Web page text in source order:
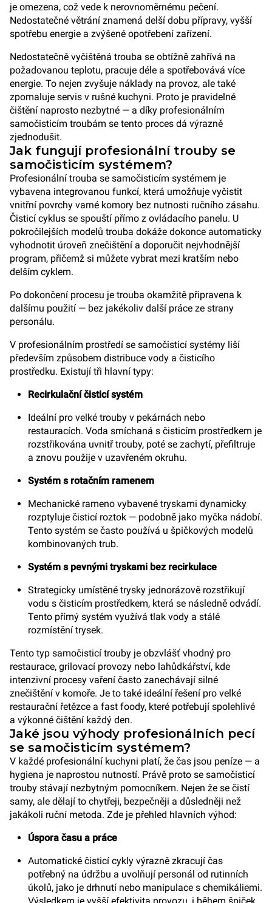
je omezena, což vede k nerovnoměrnému pečení.
Nedostatečné větrání znamená delší dobu přípravy, vyšší
spotřebu energie a zvýšené opotřebení zařízení.
Nedostatečně vyčištěná trouba se obtížně zahřívá na
požadovanou teplotu, pracuje déle a spotřebovává více
energie. To nejen zvyšuje náklady na provoz, ale také
zpomaluje servis v rušné kuchyni. Proto je pravidelné
čištění naprosto nezbytné — a díky profesionálním
samočisticím troubám se tento proces dá výrazně
zjednodušit.
Jak fungují profesionální trouby se
samočisticím systémem?
Profesionální trouba se samočisticím systémem je
vybavena integrovanou funkcí, která umožňuje vyčistit
vnitřní povrchy varné komory bez nutnosti ručního zásahu.
Čisticí cyklus se spouští přímo z ovládacího panelu. U
pokročilejších modelů trouba dokáže dokonce automaticky
vyhodnotit úroveň znečištění a doporučit nejvhodnější
program, přičemž si můžete vybrat mezi kratším nebo
delším cyklem.
Po dokončení procesu je trouba okamžitě připravena k
dalšímu použití — bez jakékoliv další práce ze strany
personálu.
V profesionálním prostředí se samočisticí systémy liší
především způsobem distribuce vody a čisticího
prostředku. Existují tři hlavní typy:
Recirkulační čisticí systém
Ideální pro velké trouby v pekárnách nebo
restauracích. Voda smíchaná s čisticím prostředkem je
rozstřikována uvnitř trouby, poté se zachytí, přefiltruje
a znovu použije v uzavřeném okruhu.
Systém s rotačním ramenem
Mechanické rameno vybavené tryskami dynamicky
rozptyluje čisticí roztok — podobně jako myčka nádobí.
Tento systém se často používá u špičkových modelů
kombinovaných trub.
Systém s pevnými tryskami bez recirkulace
Strategicky umístěné trysky jednorázově rozstřikují
vodu s čisticím prostředkem, která se následně odvádí.
Tento přímý systém využívá tlak vody a stálé
rozmístění trysek.
Tento typ samočisticí trouby je obzvlášť vhodný pro
restaurace, grilovací provozy nebo lahůdkářství, kde
intenzivní procesy vaření často zanechávají silné
znečištění v komoře. Je to také ideální řešení pro velké
restaurační řetězce a fast foody, které potřebují spolehlivé
a výkonné čištění každý den.
Jaké jsou výhody profesionálních pecí
se samočisticím systémem?
V každé profesionální kuchyni platí, že čas jsou peníze — a
hygiena je naprostou nutností. Právě proto se samočisticí
trouby stávají nezbytným pomocníkem. Nejen že se čistí
samy, ale dělají to chytřeji, bezpečněji a důsledněji než
jakákoli ruční metoda. Zde je přehled hlavních výhod:
Úspora času a práce
Automatické čisticí cykly výrazně zkracují čas
potřebný na údržbu a uvolňují personál od rutinních
úkolů, jako je drhnutí nebo manipulace s chemikáliemi.